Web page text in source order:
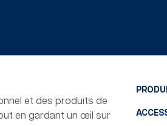
et des produits de
en gardant un œil sur